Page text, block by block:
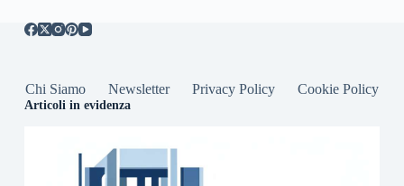
Chi Siamo Newsletter Privacy Policy Cookie Policy
Articoli in evidenza